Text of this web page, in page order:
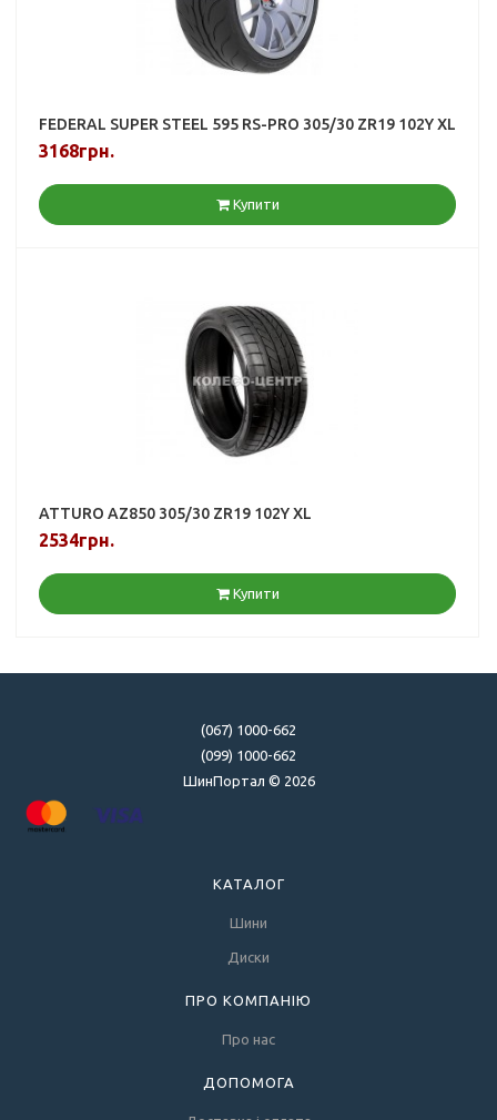
FEDERAL SUPER STEEL 595 RS-PRO 305/30 ZR19 102Y XL
3168грн.
Купити
ATTURO AZ850 305/30 ZR19 102Y XL
2534грн.
Купити
(067) 1000-662
(099) 1000-662
ШинПортал © 2026
КАТАЛОГ
Шини
Диски
ПРО КОМПАНІЮ
Про нас
ДОПОМОГА